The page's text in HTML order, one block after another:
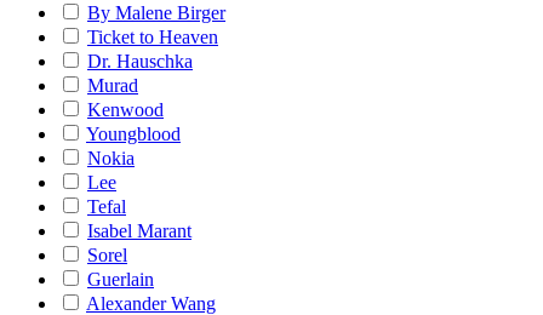
By Malene Birger
Ticket to Heaven
Dr. Hauschka
Murad
Kenwood
Youngblood
Nokia
Lee
Tefal
Isabel Marant
Sorel
Guerlain
Alexander Wang